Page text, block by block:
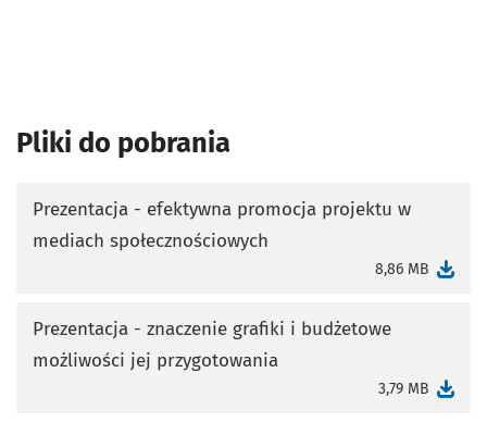
Pliki do pobrania
Prezentacja - efektywna promocja projektu w
mediach społecznościowych
8,86 MB
otworzy się w nowej karcie
Prezentacja - znaczenie grafiki i budżetowe
możliwości jej przygotowania
3,79 MB
otworzy się w nowej karcie